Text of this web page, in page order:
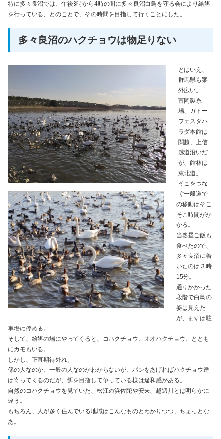
特に多々良沼では、午後3時から4時の間に多々良沼白鳥を守る会により給餌
を行っている、とのことで、その時間を目指して行くことにした。
多々良沼のハクチョウは物足りない
とはいえ、
群馬県も案
外広い。
富岡製糸
場、ガトー
フェスタハ
ラダ本館は
関越、上信
越道沿いだ
が、館林は
東北道。
そこをつな
ぐ一般道で
の移動はそこ
そこ時間がか
かる。
当然昼ご飯も
食べたので、
多々良沼に着
いたのは３時
15分。
通りかかった
段階で白鳥の
姿は見えた
が、まずは駐
車場に停める。
そして、給餌の場にやってくると、コハクチョウ、オオハクチョウ、ととも
にカモもいる。
しかし、正直期待外れ。
係の人なのか、一般の人なのかわからないが、パンをあげればハクチョウ達
は寄ってくるのだが、餌を目指して争っている様は違和感がある。
自然のコハクチョウを見ていた、松江の浜佐陀や安来、越辺川とは明らかに
違う。
もちろん、人が多く住んでいる地域はこんなものとわかりつつ、ちょっとな
あ。